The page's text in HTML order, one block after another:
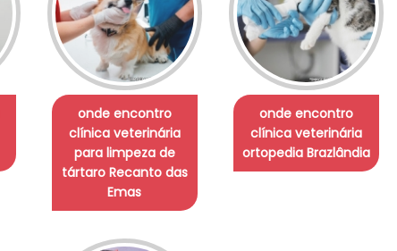
onde encontro
clínica veterinária
para limpeza de
tártaro Recanto das
Emas
onde encontro
clínica veterinária
ortopedia Brazlândia